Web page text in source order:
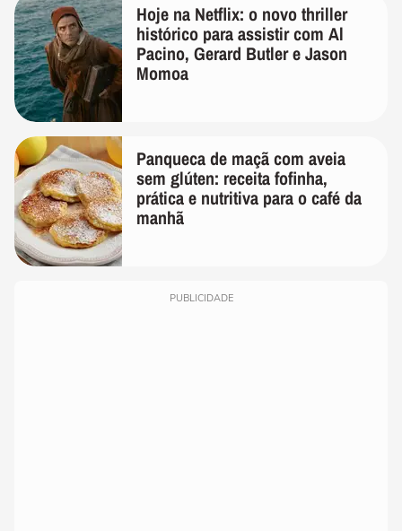
Hoje na Netflix: o novo thriller
histórico para assistir com Al
Pacino, Gerard Butler e Jason
Momoa
Panqueca de maçã com aveia
sem glúten: receita fofinha,
prática e nutritiva para o café da
manhã
PUBLICIDADE